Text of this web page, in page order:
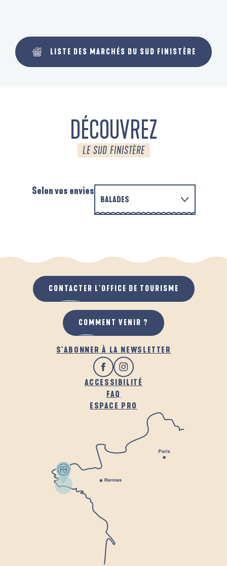
LISTE DES MARCHÉS DU SUD FINISTÈRE
DÉCOUVREZ
LE SUD FINISTÈRE
Selon vos envies
BALADES
QUAND IL PLEUT
AU GRAND AIR
S'ABONNER À LA NEWSLETTER
ACCESSIBILITÉ
FAQ
ESPACE PRO
CONTACTER L'OFFICE DE TOURISME
COMMENT VENIR ?